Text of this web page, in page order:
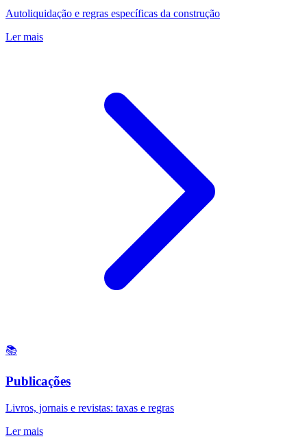
Autoliquidação e regras específicas da construção
Ler mais
📚
Publicações
Livros, jornais e revistas: taxas e regras
Ler mais